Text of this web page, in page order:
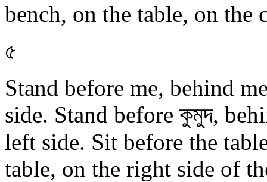
bench, on the table, on the
৫
Stand before me, behind
side. Stand before কুমুদ,
left side. Sit before the
table, on the right side of